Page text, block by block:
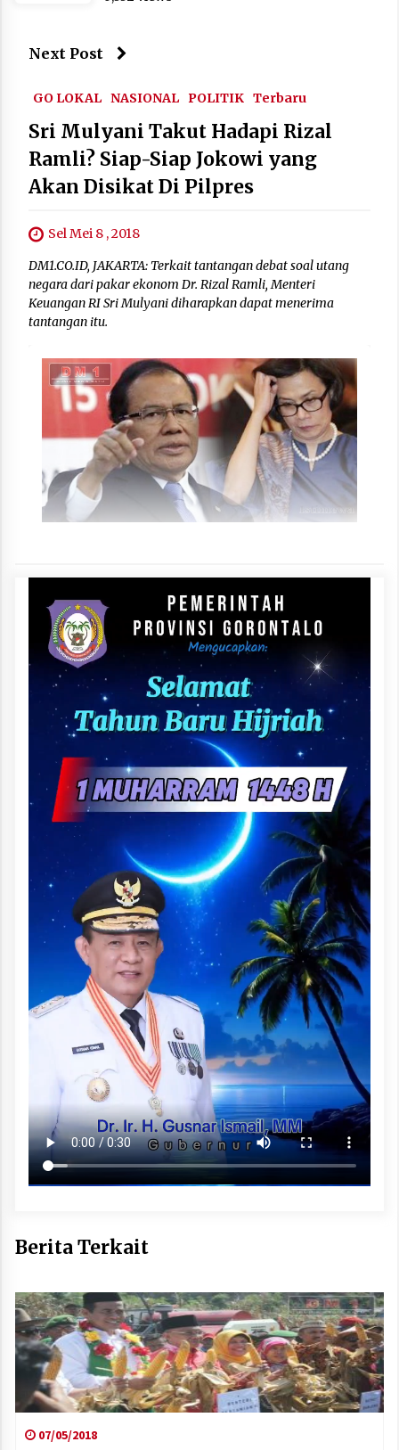
Next Post
GO LOKAL NASIONAL POLITIK Terbaru
Sri Mulyani Takut Hadapi Rizal
Ramli? Siap-Siap Jokowi yang
Akan Disikat Di Pilpres
Sel Mei 8 , 2018
DM1.CO.ID, JAKARTA: Terkait tantangan debat soal utang
negara dari pakar ekonom Dr. Rizal Ramli, Menteri
Keuangan RI Sri Mulyani diharapkan dapat menerima
tantangan itu.
Berita Terkait
07/05/2018